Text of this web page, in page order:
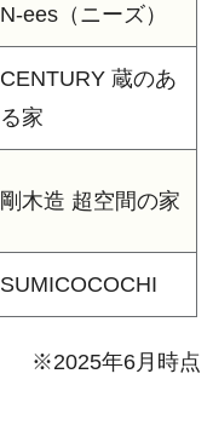
N-ees（ニーズ）
CENTURY 蔵のあ
る家
剛木造 超空間の家
SUMICOCOCHI
※2025年6月時点